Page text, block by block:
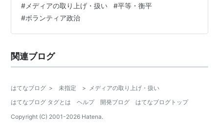
# メディアの取り上げ・扱い #平等・衡平
#ボランティア政治
関連ブログ
はてなブログ > 未指定 >
メディアの取り上げ・扱い
はてなブログ タグとは
ヘルプ 開発ブログ
はてなブログトップ
Copyright (C) 2001-2026 Hatena.